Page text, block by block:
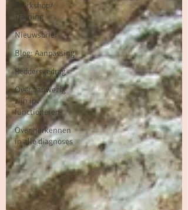
Workshop/
Training
Nieuwsbrief
Blog: Aanpassing
Reddersgedrag
Over aanwezig
zijn ipv
functioneren
Over herkennen
in alle diagnoses